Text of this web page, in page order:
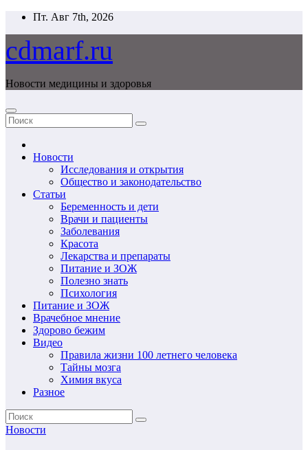
Перейти
содержимому
Пт. Авг 7th, 2026
cdmarf.ru
Новости медицины и здоровья
Новости
Исследования и открытия
Общество и законодательство
Статьи
Беременность и дети
Врачи и пациенты
Заболевания
Красота
Лекарства и препараты
Питание и ЗОЖ
Полезно знать
Психология
Питание и ЗОЖ
Врачебное мнение
Здорово бежим
Видео
Правила жизни 100 летнего человека
Тайны мозга
Химия вкуса
Разное
Новости